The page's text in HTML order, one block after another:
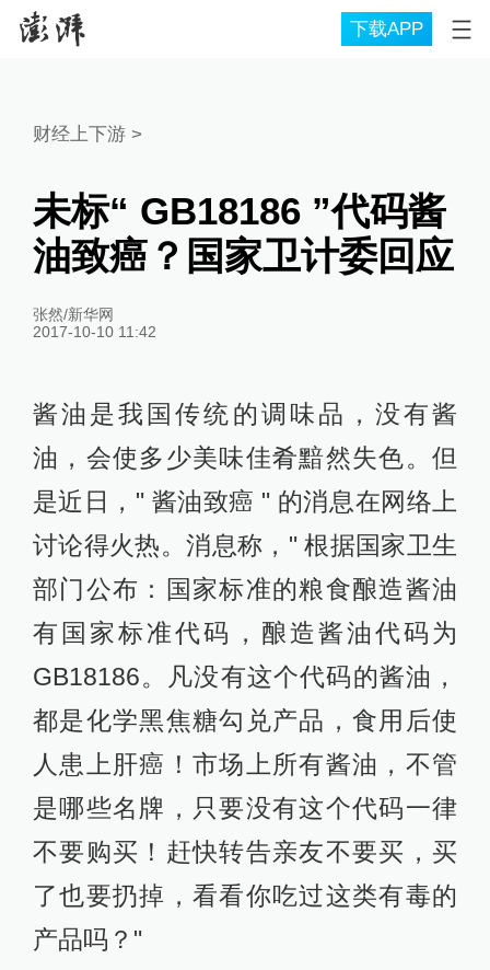
下载APP
财经上下游 >
未标“ GB18186 ”代码酱
油致癌？国家卫计委回应
张然/新华网
2017-10-10 11:42
酱油是我国传统的调味品，没有酱
油，会使多少美味佳肴黯然失色。但
是近日，" 酱油致癌 " 的消息在网络上
讨论得火热。消息称，" 根据国家卫生
部门公布：国家标准的粮食酿造酱油
有国家标准代码，酿造酱油代码为
GB18186。凡没有这个代码的酱油，
都是化学黑焦糖勾兑产品，食用后使
人患上肝癌！市场上所有酱油，不管
是哪些名牌，只要没有这个代码一律
不要购买！赶快转告亲友不要买，买
了也要扔掉，看看你吃过这类有毒的
产品吗？"